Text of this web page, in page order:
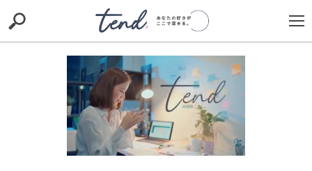
お出かけ original RECOMMED
nordot RECOMMEND ARENA